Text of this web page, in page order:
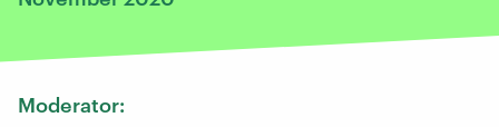
Moderator: